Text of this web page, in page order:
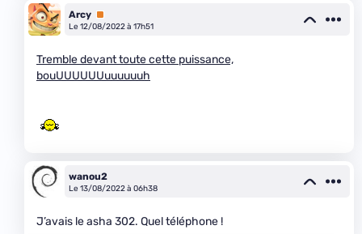
Arcy Premium
Le 12/08/2022 à 17h51
Tremble devant toute cette puissance,
bouUUUUUUuuuuuuh
wanou2
Le 13/08/2022 à 06h38
J’avais le asha 302. Quel téléphone !